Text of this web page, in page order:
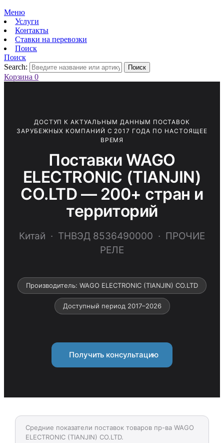
Меню
Услуги
Контакты
Ставки на перевозки
Поиск
Поиск
Search:
Поиск
Корзина 0
ДОСТУП К АКТУАЛЬНЫМ ДАННЫМ ПОСТАВОК
ЗАРУБЕЖНЫХ КОМПАНИЙ С 2017 ГОДА ПО НАСТОЯЩЕЕ
ВРЕМЯ
Поставки WAGO
ELECTRONIC (TIANJIN)
CO.LTD — 200+ стран и
территорий
Китай · ТНВЭД 8536490000 · ПРОЧИЕ
РЕЛЕ
Производитель: WAGO ELECTRONIC (TIANJIN) CO.LTD
Доступный период 2017–2026
Получить консультацию
Средние показатели поставок товаров пр-ва WAGO
ELECTRONIC (TIANJIN) CO.LTD.